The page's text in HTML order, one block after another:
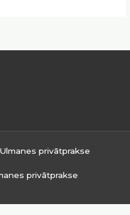
privātprakse
privātprakse